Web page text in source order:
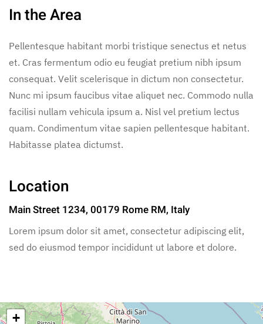
In the Area
Pellentesque habitant morbi tristique senectus et netus
et. Cras fermentum odio eu feugiat pretium nibh ipsum
consequat. Velit scelerisque in dictum non consectetur.
Nunc mi ipsum faucibus vitae aliquet nec. Commodo nulla
facilisi nullam vehicula ipsum a. Nisl vel pretium lectus
quam. Condimentum vitae sapien pellentesque habitant.
Habitasse platea dictumst.
Location
Main Street 1234, 00179 Rome RM, Italy
Lorem ipsum dolor sit amet, consectetur adipiscing elit,
sed do eiusmod tempor incididunt ut labore et dolore.
+